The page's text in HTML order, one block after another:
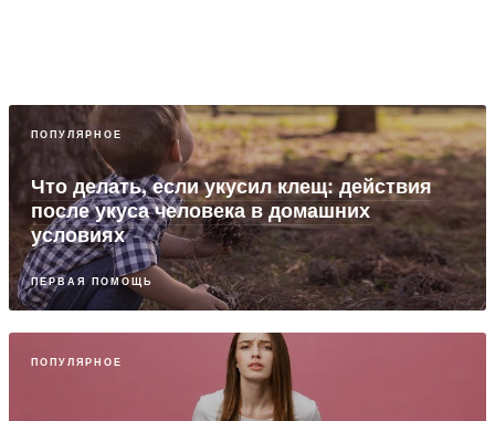
ПОПУЛЯРНОЕ
Что делать, если укусил клещ: действия
после укуса человека в домашних
условиях
ПЕРВАЯ ПОМОЩЬ
ПОПУЛЯРНОЕ